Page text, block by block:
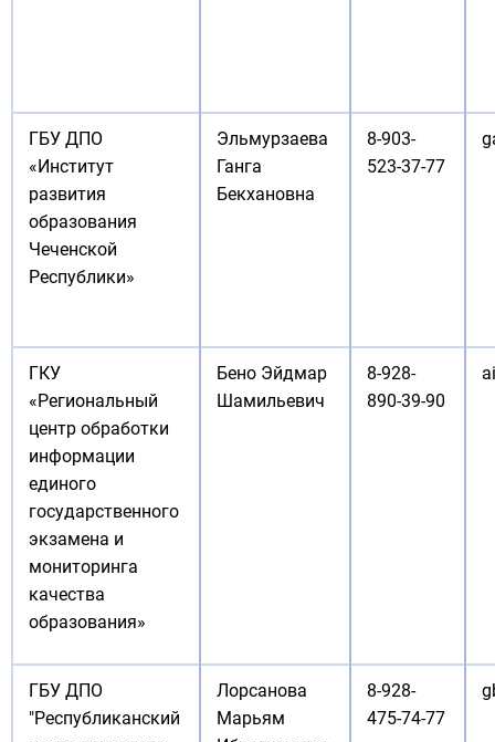
ГБУ ДПО
«Институт
развития
образования
Чеченской
Республики»
Эльмурзаева
Ганга
Бекхановна
8-903-
523-37-77
ГКУ
«Региональный
центр обработки
информации
единого
государственного
экзамена и
мониторинга
качества
образования»
Бено Эйдмар
Шамильевич
8-928-
890-39-90
ГБУ ДПО
"Республиканский
Лорсанова
Марьям
8-928-
475-74-77